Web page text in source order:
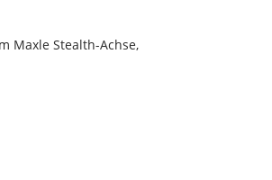
Maxle Stealth-Achse,